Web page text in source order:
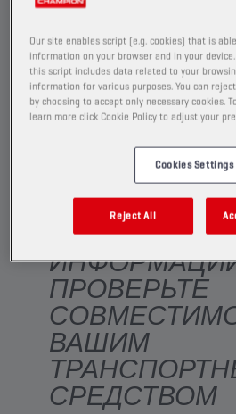
TDS
ДЛЯ
БОЛЕЕ
ПРОВЕРЬТЕ
ВАШИМ
СРЕДСТВОМ
Our site enables script (e.g. cookies) that is
information on your browser and in your
this script includes data related to your
information for various purposes. You can
by choosing to accept only necessary cookies.
learn more click Cookie Policy to adjust your
Cookies Settings
Reject All